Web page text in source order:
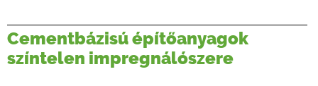
ONLINE KÉPZÉSEK
TERVEZÉSI SEGÉDLETEK
Cementbázisú építőanyagok
színtelen impregnálószere